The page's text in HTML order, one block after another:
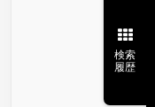
検索
履歴